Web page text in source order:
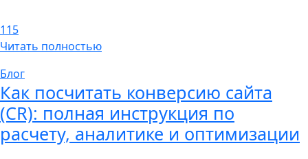
115
Читать полностью
Блог
Как посчитать конверсию сайта
(CR): полная инструкция по
расчету, аналитике и оптимизации